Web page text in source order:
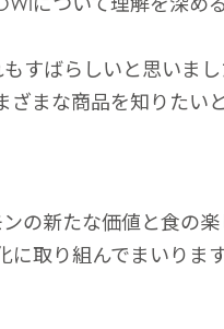
すばらしいと思いまし
ざまな商品を知りたい
の新たな価値と食の
取り組んでまいります